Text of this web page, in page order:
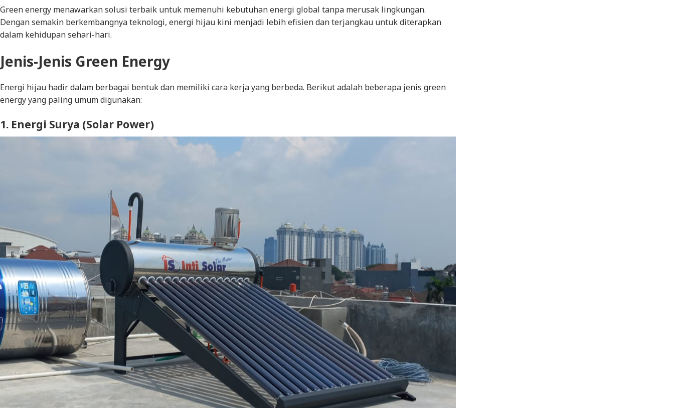
Green energy menawarkan solusi terbaik untuk memenuhi kebutuhan energi global tanpa merusak lingkungan.
Dengan semakin berkembangnya teknologi, energi hijau kini menjadi lebih efisien dan terjangkau untuk diterapkan
dalam kehidupan sehari-hari.
Jenis-Jenis Green Energy
Energi hijau hadir dalam berbagai bentuk dan memiliki cara kerja yang berbeda. Berikut adalah beberapa jenis green
energyyang paling umum digunakan:
1. Energi Surya (Solar Power)